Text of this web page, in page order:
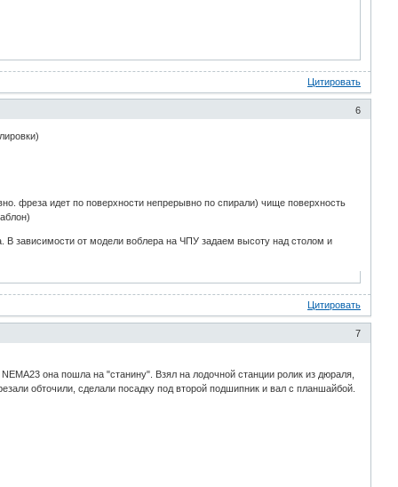
Цитировать
6
фреза идет по поверхности непрерывно по спирали) чище поверхность
В зависимости от модели воблера на ЧПУ задаем высоту над столом и
Цитировать
7
она пошла на "станину". Взял на лодочной станции ролик из дюраля,
обточили, сделали посадку под второй подшипник и вал с планшайбой.